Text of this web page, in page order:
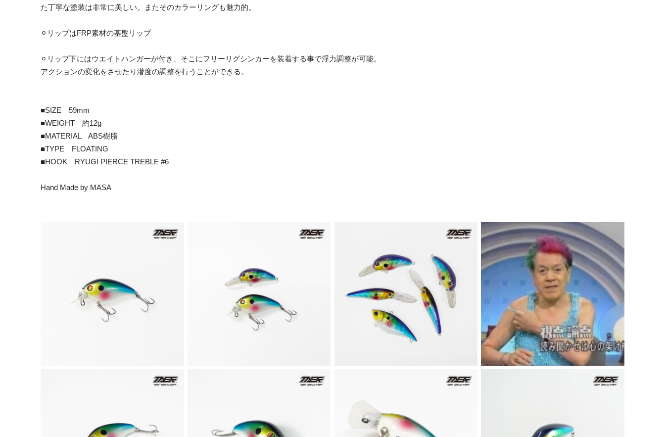
た丁寧な塗装は非常に美しい。またそのカラーリングも魅力的。
⚪︎リップはFRP素材の基盤リップ
⚪︎リップ下にはウエイトハンガーが付き、そこにフリーリグシンカーを装着する事で浮力調整が可能。
アクションの変化をさせたり潜度の調整を行うことができる。
■SIZE 59mm
■WEIGHT 約12g
■MATERIAL ABS樹脂
■TYPE FLOATING
■HOOK RYUGI PIERCE TREBLE #6
Hand Made by MASA